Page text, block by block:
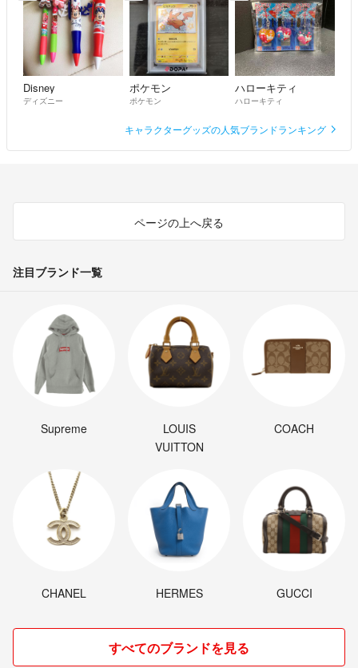
Disney
ディズニー
ポケモン
ポケモン
ハローキティ
ハローキティ
キャラクターグッズの人気ブランドランキング
ページの上へ戻る
注目ブランド一覧
Supreme
LOUIS
VUITTON
COACH
CHANEL HERMES GUCCI
すべてのブランドを見る